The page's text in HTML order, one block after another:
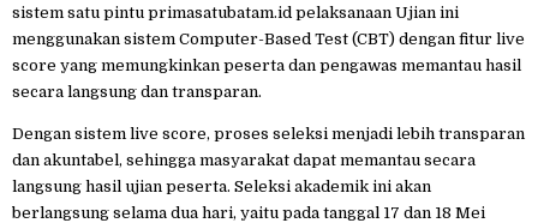
sistem satu pintu primasatubatam.id pelaksanaan Ujian ini
menggunakan sistem Computer-Based Test (CBT) dengan fitur live
score yang memungkinkan peserta dan pengawas memantau hasil
secara langsung dan transparan.
Dengan sistem live score, proses seleksi menjadi lebih transparan
dan akuntabel, sehingga masyarakat dapat memantau secara
langsung hasil ujian peserta. Seleksi akademik ini akan
berlangsung selama dua hari, yaitu pada tanggal 17 dan 18 Mei